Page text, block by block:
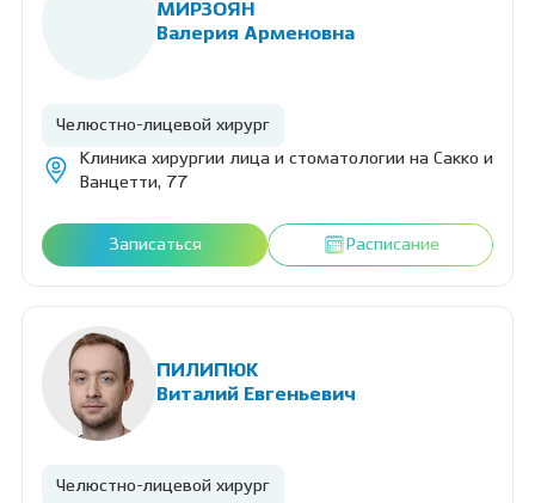
МИРЗОЯН
Валерия Арменовна
Челюстно-лицевой хирург
Клиника хирургии лица и стоматологии на Сакко и
Ванцетти, 77
Записаться Расписание
ПИЛИПЮК
Виталий Евгеньевич
Челюстно-лицевой хирург